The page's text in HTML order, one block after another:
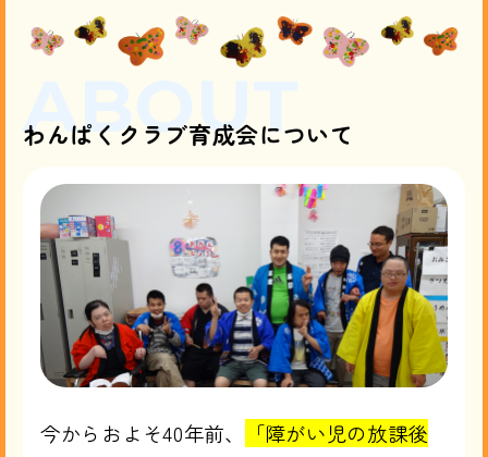
ABOUT
わんぱくクラブ育成会について
今からおよそ40年前、
「障がい児の放課後